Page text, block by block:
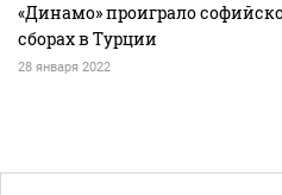
«Динамо» проиграло
сборах в Турции
28 января 2022